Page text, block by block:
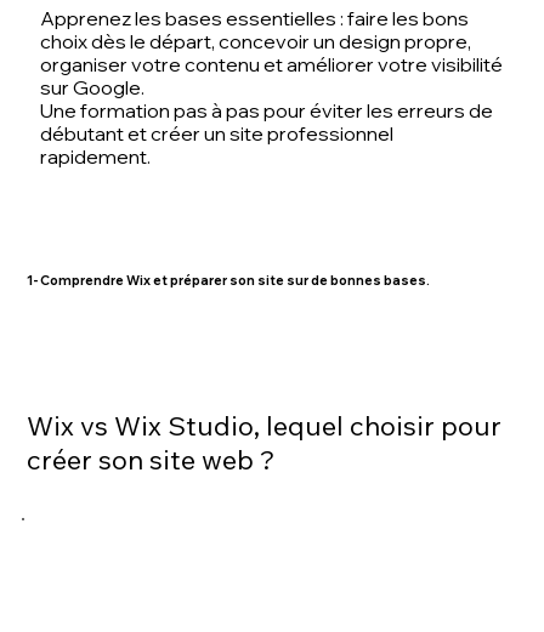
Apprenez les bases essentielles : faire les bons
choix dès le départ, concevoir un design propre,
organiser votre contenu et améliorer votre visibilité
sur Google.
Une formation pas à pas pour éviter les erreurs de
débutant et créer un site professionnel
rapidement.
1- Comprendre Wix et préparer son site sur de bonnes bases.
Wix vs Wix Studio, lequel choisir pour
créer son site web ?